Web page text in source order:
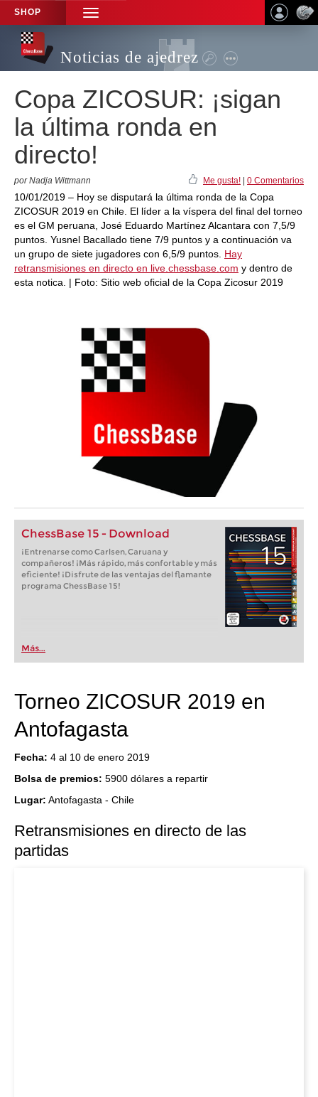
SHOP
TOGGLE
NAVIGATION
Noticias de ajedrez
Copa ZICOSUR: ¡sigan
la última ronda en
directo!
por Nadja Wittmann Me gusta! 0 Comentarios
10/01/2019 – Hoy se disputará la última ronda de la Copa
ZICOSUR 2019 en Chile. El líder a la víspera del final del torneo
es el GM peruana, José Eduardo Martínez Alcantara con 7,5/9
puntos. Yusnel Bacallado tiene 7/9 puntos y a continuación va
un grupo de siete jugadores con 6,5/9 puntos. Hay
retransmisiones en directo en live.chessbase.com y dentro de
esta notica. | Foto: Sitio web oficial de la Copa Zicosur 2019
ChessBase 15 - Download
¡Entrenarse como Carlsen, Caruana y
compañeros! ¡Más rápido, más confortable y más
eficiente! ¡Disfrute de las ventajas del flamante
programa ChessBase 15!
Más...
Torneo ZICOSUR 2019 en
Antofagasta
Fecha: 4 al 10 de enero 2019
Bolsa de premios: 5900 dólares a repartir
Lugar: Antofagasta - Chile
Retransmisiones en directo de las
partidas